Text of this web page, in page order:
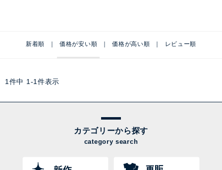
新着順 価格が安い順 価格が高い順 レビュー順
1 件中 1 -1 件表示
カテゴリーから探す
category search